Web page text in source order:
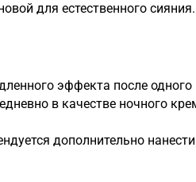
для естественного
эффекта после
в качестве ночного
дополнительно